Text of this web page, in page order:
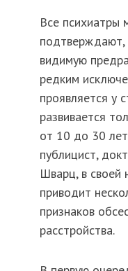
Все психиатры
видимую
редким
проявляется у
развивается
от 10 до 30
публицист,
Шварц, в своей
приводит
признаков
расстройства.